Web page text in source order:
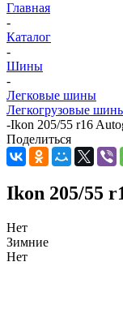
Главная
-
Каталог
-
Шины
-
Легковые шины
Легкогрузовые
-Ikon 205/55 r16
Поделиться
Ikon 205/55
Нет
Зимние
Нет